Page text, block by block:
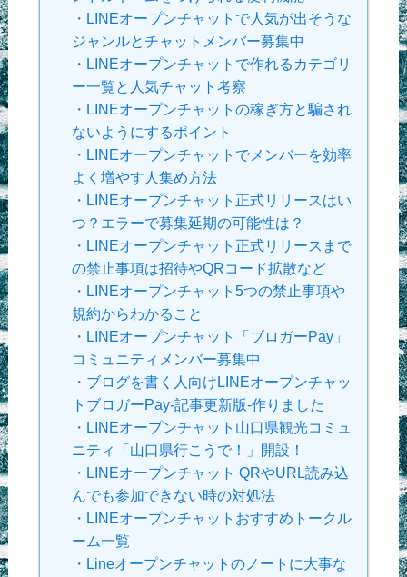
・ LINEオープンチャットで人気が出そうな
ジャンルとチャットメンバー募集中
・ LINEオープンチャットで作れるカテゴリ
ー一覧と人気チャット考察
・ LINEオープンチャットの稼ぎ方と騙され
ないようにするポイント
・ LINEオープンチャットでメンバーを効率
よく増やす人集め方法
・ LINEオープンチャット正式リリースはい
つ？エラーで募集延期の可能性は？
・ LINEオープンチャット正式リリースまで
の禁止事項は招待やQRコード拡散など
・ LINEオープンチャット5つの禁止事項や
規約からわかること
・ LINEオープンチャット「ブロガーPay」
コミュニティメンバー募集中
・ ブログを書く人向けLINEオープンチャッ
トブロガーPay-記事更新版-作りました
・ LINEオープンチャット山口県観光コミュ
ニティ「山口県行こうで！」開設！
・ LINEオープンチャット QRやURL読み込
んでも参加できない時の対処法
・ LINEオープンチャットおすすめトークル
ーム一覧
・ Lineオープンチャットのノートに大事な